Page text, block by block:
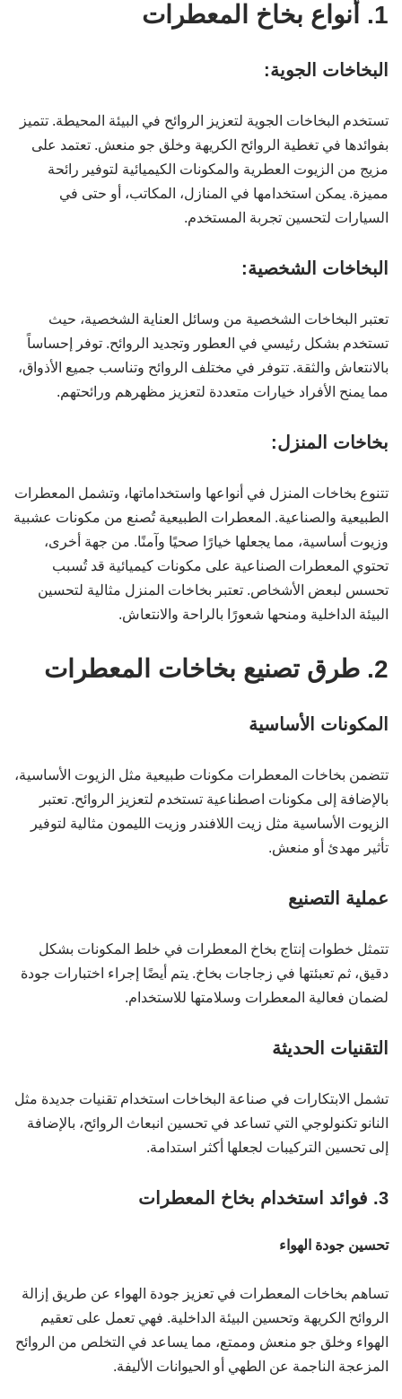
1. أنواع بخاخ المعطرات
البخاخات الجوية:
تستخدم البخاخات الجوية لتعزيز الروائح في البيئة المحيطة. تتميز
بفوائدها في تغطية الروائح الكريهة وخلق جو منعش. تعتمد على
مزيج من الزيوت العطرية والمكونات الكيميائية لتوفير رائحة
مميزة. يمكن استخدامها في المنازل، المكاتب، أو حتى في
السيارات لتحسين تجربة المستخدم.
البخاخات الشخصية:
تعتبر البخاخات الشخصية من وسائل العناية الشخصية، حيث
تستخدم بشكل رئيسي في العطور وتجديد الروائح. توفر إحساساً
بالانتعاش والثقة. تتوفر في مختلف الروائح وتناسب جميع الأذواق،
مما يمنح الأفراد خيارات متعددة لتعزيز مظهرهم ورائحتهم.
بخاخات المنزل:
تتنوع بخاخات المنزل في أنواعها واستخداماتها، وتشمل المعطرات
الطبيعية والصناعية. المعطرات الطبيعية تُصنع من مكونات عشبية
وزيوت أساسية، مما يجعلها خيارًا صحيًا وآمنًا. من جهة أخرى،
تحتوي المعطرات الصناعية على مكونات كيميائية قد تُسبب
تحسس لبعض الأشخاص. تعتبر بخاخات المنزل مثالية لتحسين
البيئة الداخلية ومنحها شعورًا بالراحة والانتعاش.
2. طرق تصنيع بخاخات المعطرات
المكونات الأساسية
تتضمن بخاخات المعطرات مكونات طبيعية مثل الزيوت الأساسية،
بالإضافة إلى مكونات اصطناعية تستخدم لتعزيز الروائح. تعتبر
الزيوت الأساسية مثل زيت اللافندر وزيت الليمون مثالية لتوفير
تأثير مهدئ أو منعش.
عملية التصنيع
تتمثل خطوات إنتاج بخاخ المعطرات في خلط المكونات بشكل
دقيق، ثم تعبئتها في زجاجات بخاخ. يتم أيضًا إجراء اختبارات جودة
لضمان فعالية المعطرات وسلامتها للاستخدام.
التقنيات الحديثة
تشمل الابتكارات في صناعة البخاخات استخدام تقنيات جديدة مثل
النانو تكنولوجي التي تساعد في تحسين انبعاث الروائح، بالإضافة
إلى تحسين التركيبات لجعلها أكثر استدامة.
3. فوائد استخدام بخاخ المعطرات
تحسين جودة الهواء
تساهم بخاخات المعطرات في تعزيز جودة الهواء عن طريق إزالة
الروائح الكريهة وتحسين البيئة الداخلية. فهي تعمل على تعقيم
الهواء وخلق جو منعش وممتع، مما يساعد في التخلص من الروائح
المزعجة الناجمة عن الطهي أو الحيوانات الأليفة.